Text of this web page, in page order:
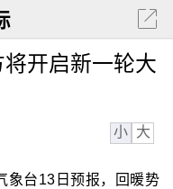
开启新一轮大
小 大
象台13日预报，回暖势